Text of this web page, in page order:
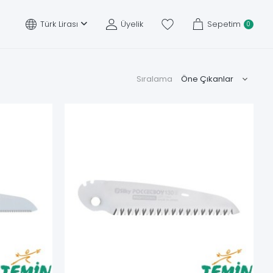
Türk Lirası Üyelik Sepetim 0
Sıralama